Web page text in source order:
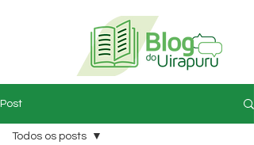
Post
Todos os posts